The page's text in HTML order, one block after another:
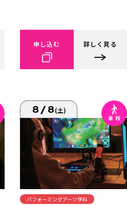
申し込む 詳しく見る
8/8(土)
パフォーミングアーツ学科